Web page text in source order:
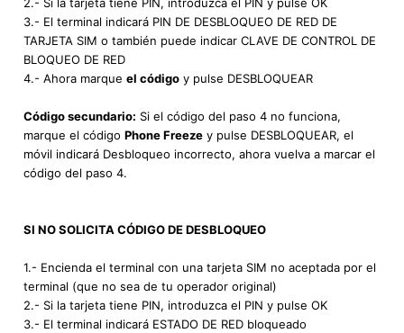
2.- Si la tarjeta tiene PIN, introduzca el PIN y pulse OK
3.- El terminal indicará PIN DE DESBLOQUEO DE RED DE
TARJETA SIM o también puede indicar CLAVE DE CONTROL DE
BLOQUEO DE RED
4.- Ahora marque el código y pulse DESBLOQUEAR
Código secundario: Si el código del paso 4 no funciona,
marque el código Phone Freeze y pulse DESBLOQUEAR, el
móvil indicará Desbloqueo incorrecto, ahora vuelva a marcar el
código del paso 4.
SI NO SOLICITA CÓDIGO DE DESBLOQUEO
1.- Encienda el terminal con una tarjeta SIM no aceptada por el
terminal (que no sea de tu operador original)
2.- Si la tarjeta tiene PIN, introduzca el PIN y pulse OK
3.- El terminal indicará ESTADO DE RED bloqueado